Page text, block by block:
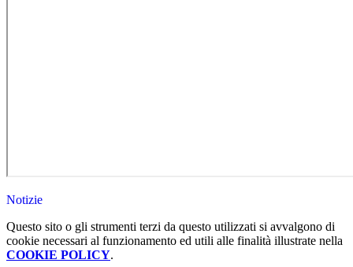
Notizie
Questo sito o gli strumenti terzi da questo utilizzati si avvalgono di
cookie necessari al funzionamento ed utili alle finalità illustrate nella
COOKIE POLICY.